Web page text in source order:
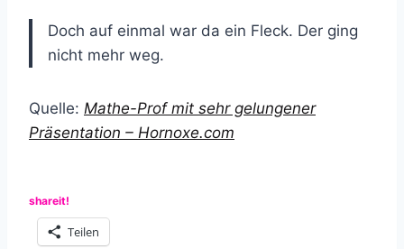
Doch auf einmal war da ein Fleck. Der ging
nicht mehr weg.
Quelle: Mathe-Prof mit sehr gelungener
Präsentation – Hornoxe.com
shareit!
Teilen